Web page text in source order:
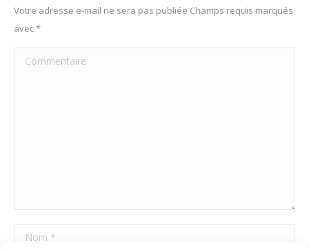
Votre adresse e-mail ne sera pas publiée Champs requis marqués
avec*
Commentaire
Nom *